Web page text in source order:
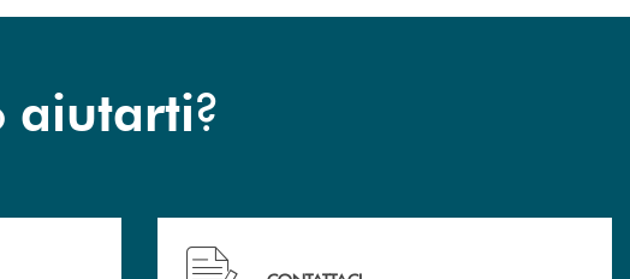
aiutarti?
. Hai bisogno di assistenza immediata? Contattaci !